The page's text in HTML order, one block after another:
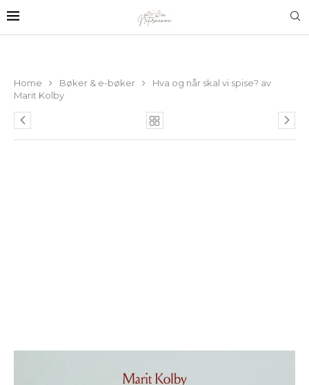
Home Bøker & e-bøker
Hva og når skal vi spise? av
Marit Kolby